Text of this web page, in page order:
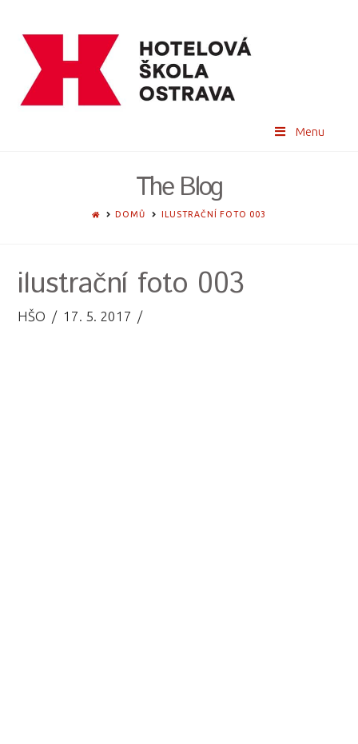
Menu
The Blog
HOMEDOMŮ ILUSTRAČNÍ FOTO 003
ilustrační foto 003
HŠO 17. 5. 2017